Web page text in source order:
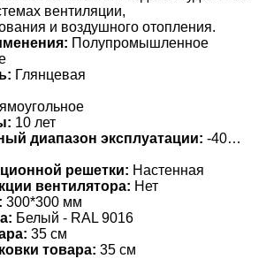
вентиляции,
и воздушного отопления.
Полупромышленное
Глянцевая
10 лет
диапазон эксплуатации: -40…
решетки: Настенная
вентилятора: Нет
300*300 мм
Белый - RAL 9016
35 см
товара: 35 см